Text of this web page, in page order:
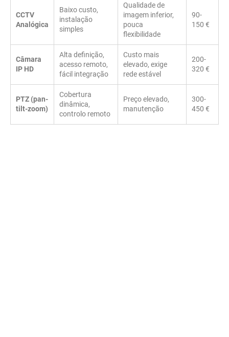
CCTV
Analógica
Baixo custo,
instalação
simples
Qualidade de
imagem inferior,
pouca
flexibilidade
90-
150 €
Câmara
IP HD
Alta definição,
acesso remoto,
fácil integração
Custo mais
elevado, exige
rede estável
200-
320 €
PTZ (pan-
tilt-zoom)
Cobertura
dinâmica,
controlo remoto
Preço elevado,
manutenção
300-
450 €